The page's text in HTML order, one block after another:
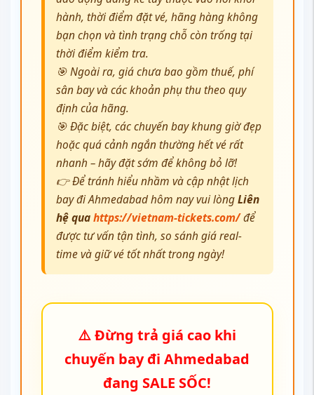
hành, thời điểm đặt vé, hãng hàng không
bạn chọn và tình trạng chỗ còn trống tại
thời điểm kiểm tra.
🎯 Ngoài ra, giá chưa bao gồm thuế, phí
sân bay và các khoản phụ thu theo quy
định của hãng.
🎯 Đặc biệt, các chuyến bay khung giờ đẹp
hoặc quá cảnh ngắn thường hết vé rất
nhanh – hãy đặt sớm để không bỏ lỡ!
👉 Để tránh hiểu nhầm và cập nhật lịch
bay đi Ahmedabad hôm nay vui lòngLiên
hệ quahttps://vietnam-tickets.com/để
được tư vấn tận tình, so sánh giá real-
time và giữ vé tốt nhất trong ngày!
⚠️ Đừng trả giá cao khi
chuyến bay đi Ahmedabad
đang SALE SỐC!